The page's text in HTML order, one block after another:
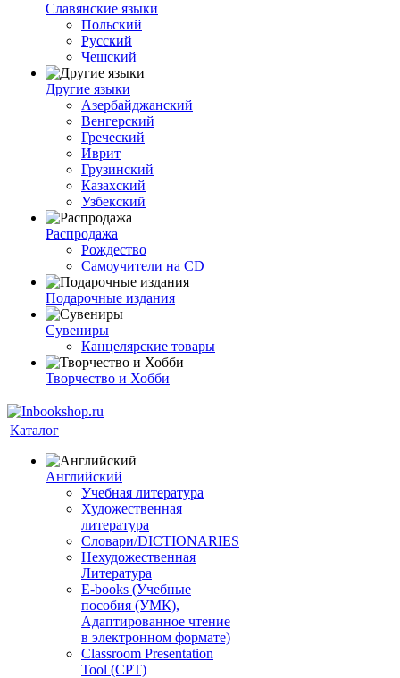
Славянские языки
Польский
Русский
Чешский
Другие языки
Азербайджанский
Венгерский
Греческий
Иврит
Грузинский
Казахский
Узбекский
Распродажа
Рождество
Самоучители на CD
Подарочные издания
Сувениры
Канцелярские товары
Творчество и Хобби
Каталог
Английский
Учебная литература
Художественная
литература
Словари/DICTIONARIES
Нехудожественная
Литература
E-books (Учебные
пособия (УМК),
Адаптированное чтение
в электронном формате)
Classroom Presentation
Tool (CPT)